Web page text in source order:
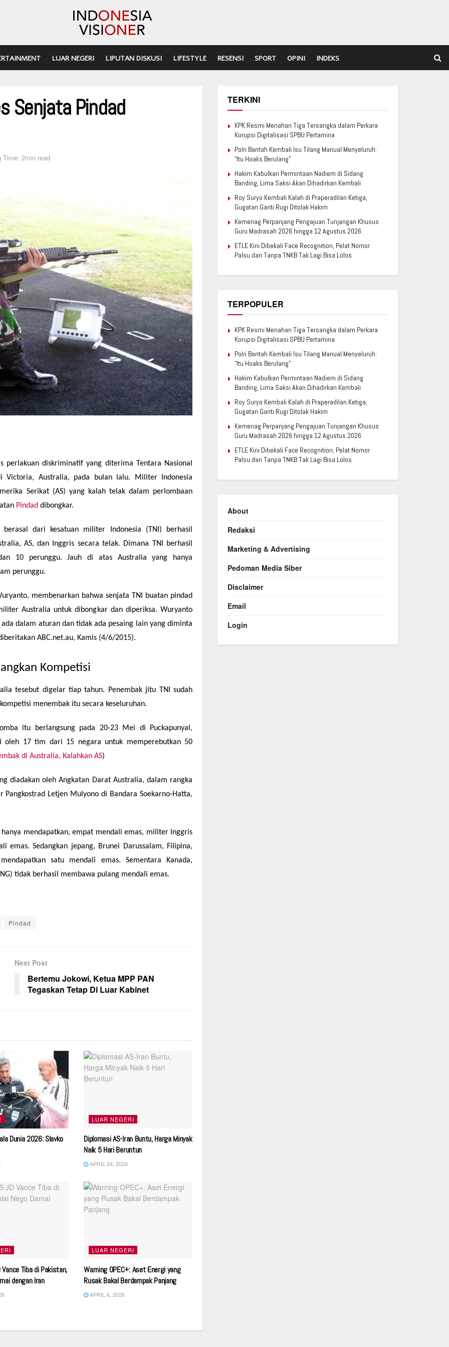
LUAR NEGERI LIPUTAN DISKUSI LIFESTYLE RESENSI SPORT OPINI INDEKS
Senjata Pindad
Time: 2min read
diskriminatif yang diterima Tentara Nasional
Victoria, Australia, pada bulan lalu. Militer Indonesia
Serikat (AS) yang kalah telak dalam perlombaan
Pindad dibongkar.
dari kesatuan militer Indonesia (TNI) berhasil
AS, dan Inggris secara telak. Dimana TNI berhasil
10 perunggu. Jauh di atas Australia yang hanya
perunggu.
membenarkan bahwa senjata TNI buatan pindad
Australia untuk dibongkar dan diperiksa. Wuryanto
dalam aturan dan tidak ada pesaing lain yang diminta
ABC.net.au, Kamis (4/6/2015).
Kompetisi
tesebut digelar tiap tahun. Penembak jitu TNI sudah
menembak itu secara keseluruhan.
itu berlangsung pada 20-23 Mei di Puckapunyal,
oleh 17 tim dari 15 negara untuk memperebutkan 50
di Australia, Kalahkan AS)
diadakan oleh Angkatan Darat Australia, dalam rangka
Pangkostrad Letjen Mulyono di Bandara Soekarno-Hatta,
mendapatkan, empat mendali emas, militer Inggris
Sedangkan jepang, Brunei Darussalam, Filipina,
satu mendali emas. Sementara Kanada,
tidak berhasil membawa pulang mendali emas.
Pindad
Next Post
Bertemu Jokowi, Ketua MPP PAN
Tegaskan Tetap Di Luar Kabinet
Dunia 2026: Slavko
LUAR NEGERI
Diplomasi AS-Iran Buntu, Harga Minyak
Naik 5 Hari Beruntun
APRIL 24, 2026
Tiba di Pakistan,
dengan Iran
LUAR NEGERI
Warning OPEC+: Aset Energi yang
Rusak Bakal Berdampak Panjang
APRIL 6, 2026
TERKINI
KPK Resmi Menahan Tiga Tersangka dalam Perkara
Korupsi Digitalisasi SPBU Pertamina
Polri Bantah Kembali Isu Tilang Manual Menyeluruh:
“Itu Hoaks Berulang”
Hakim Kabulkan Permintaan Nadiem di Sidang
Banding, Lima Saksi Akan Dihadirkan Kembali
Roy Suryo Kembali Kalah di Praperadilan Ketiga,
Gugatan Ganti Rugi Ditolak Hakim
Kemenag Perpanjang Pengajuan Tunjangan Khusus
Guru Madrasah 2026 hingga 12 Agustus 2026
ETLE Kini Dibekali Face Recognition, Pelat Nomor
Palsu dan Tanpa TNKB Tak Lagi Bisa Lolos
TERPOPULER
KPK Resmi Menahan Tiga Tersangka dalam Perkara
Korupsi Digitalisasi SPBU Pertamina
Polri Bantah Kembali Isu Tilang Manual Menyeluruh:
“Itu Hoaks Berulang”
Hakim Kabulkan Permintaan Nadiem di Sidang
Banding, Lima Saksi Akan Dihadirkan Kembali
Roy Suryo Kembali Kalah di Praperadilan Ketiga,
Gugatan Ganti Rugi Ditolak Hakim
Kemenag Perpanjang Pengajuan Tunjangan Khusus
Guru Madrasah 2026 hingga 12 Agustus 2026
ETLE Kini Dibekali Face Recognition, Pelat Nomor
Palsu dan Tanpa TNKB Tak Lagi Bisa Lolos
About
Redaksi
Marketing & Advertising
Pedoman Media Siber
Disclaimer
Email
Login